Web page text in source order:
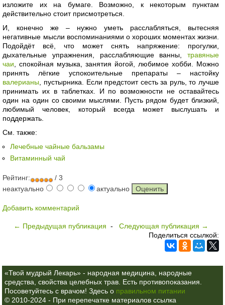
изложите их на бумаге. Возможно, к некоторым пунктам
действительно стоит присмотреться.
И, конечно же – нужно уметь расслабляться, вытесняя
негативные мысли воспоминаниями о хороших моментах жизни.
Подойдёт всё, что может снять напряжение: прогулки,
дыхательные упражнения, расслабляющие ванны, травяные
чаи , спокойная музыка, занятия йогой, любимое хобби. Можно
принять лёгкие успокоительные препараты – настойку
валерианы , пустырника. Если предстоит сесть за руль, то лучше
принимать их в таблетках. И по возможности не оставайтесь
один на один со своими мыслями. Пусть рядом будет близкий,
любимый человек, который всегда может выслушать и
поддержать.
См. также:
Лечебные чайные бальзамы
Витаминный чай
Рейтинг:
/ 3
неактуально
актуально
Добавить комментарий
← Предыдущая публикация - Следующая публикация →
Поделиться ссылкой:
«Твой мудрый Лекарь» - народная медицина, народные
средства, свойства целебных трав. Есть противопоказания.
Посоветуйтесь с врачом! Здесь о правильном питании
© 2010-2024 - При перепечатке материалов ссылка